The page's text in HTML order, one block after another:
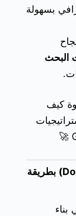
بسهولة
البحث
كيف
🛒 أولاً: اختيار النطاق (Domain Name) بطريقة